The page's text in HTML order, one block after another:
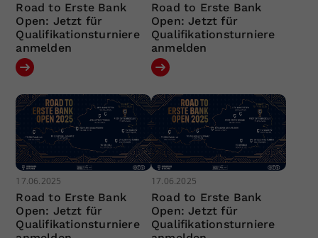
Road to Erste Bank
Open: Jetzt für
Qualifikationsturniere
anmelden
Road to Erste Bank
Open: Jetzt für
Qualifikationsturniere
anmelden
17.06.2025
Road to Erste Bank
Open: Jetzt für
Qualifikationsturniere
17.06.2025
Road to Erste Bank
Open: Jetzt für
Qualifikationsturniere